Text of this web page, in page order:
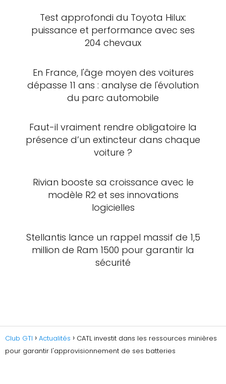
Test approfondi du Toyota Hilux:
puissance et performance avec ses
204 chevaux
En France, l'âge moyen des voitures
dépasse 11 ans : analyse de l'évolution
du parc automobile
Faut-il vraiment rendre obligatoire la
présence d’un extincteur dans chaque
voiture ?
Rivian booste sa croissance avec le
modèle R2 et ses innovations
logicielles
Stellantis lance un rappel massif de 1,5
million de Ram 1500 pour garantir la
sécurité
Club GTI Actualités
CATL investit dans les ressources minières
pour garantir l'approvisionnement de ses batteries